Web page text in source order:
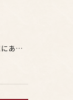
ご来店いただき誠にありがとうございます。